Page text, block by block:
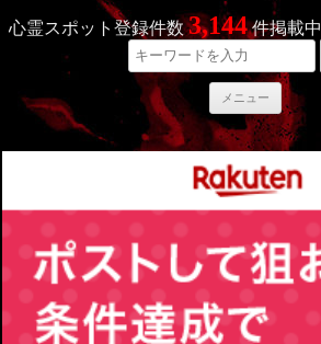
心霊スポット登録件数3,144件掲載中
メニュー
コ
ン
テ
ン
へ
ス
キ
プ